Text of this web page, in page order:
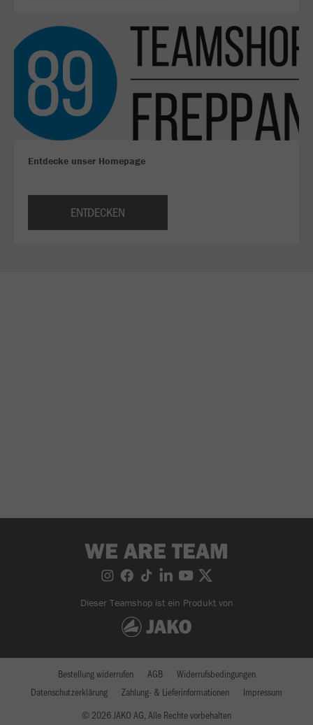
Entdecke unser Homepage
ENTDECKEN
WE ARE TEAM
Dieser Teamshop ist ein Produkt von
© 2026 JAKO AG, Alle Rechte vorbehalten
Bestellung widerrufen AGB
Widerrufsbedingungen
Datenschutzerklärung
Zahlung- & Lieferinformationen Impressum